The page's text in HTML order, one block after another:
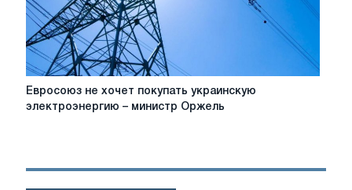
источники
Евросоюз
электроэнергию
Евросоюз не хочет покупать украинскую
электроэнергию – министр Оржель